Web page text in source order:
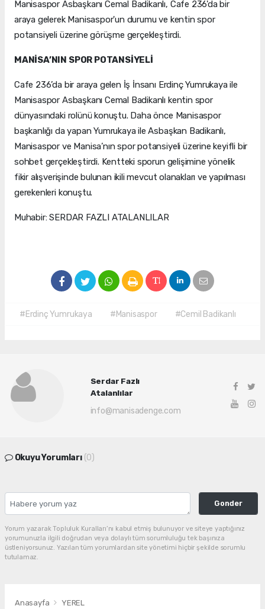
Manisaspor Asbaşkanı Cemal Badikanlı, Cafe 236'da bir
araya gelerek Manisaspor'un durumu ve kentin spor
potansiyeli üzerine görüşme gerçekleştirdi.
MANİSA’NIN SPOR POTANSİYELİ
Cafe 236’da bir araya gelen İş İnsanı Erdinç Yumrukaya ile
Manisaspor Asbaşkanı Cemal Badikanlı kentin spor
dünyasındaki rolünü konuştu. Daha önce Manisaspor
başkanlığı da yapan Yumrukaya ile Asbaşkan Badikanlı,
Manisaspor ve Manisa’nın spor potansiyeli üzerine keyifli bir
sohbet gerçekleştirdi. Kentteki sporun gelişimine yönelik
fikir alışverişinde bulunan ikili mevcut olanakları ve yapılması
gerekenleri konuştu.
Muhabir: SERDAR FAZLI ATALANLILAR
#Erdinç Yumrukaya #Manisaspor #Cemil Badikanlı
Serdar Fazlı
Atalanlılar
info@manisadenge.com
Okuyu Yorumları (0)
Gonder
Yorum yazarak Topluluk Kuralları’nı kabul etmiş bulunuyor ve siteye yaptığınız
yorumunuzla ilgili doğrudan veya dolaylı tüm sorumluluğu tek başınıza
üstleniyorsunuz. Yazılan tüm yorumlardan site yönetimi hiçbir şekilde sorumlu
tutulamaz.
Anasayfa YEREL